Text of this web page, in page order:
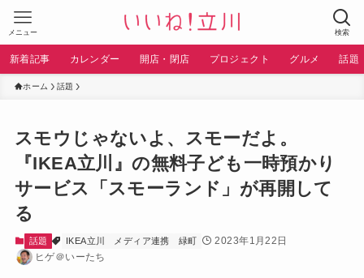
検索
メニュー
新着記事 カレンダー 開店・閉店 プロジェクト グルメ 話題
ホーム 話題
スモウじゃないよ、スモーだよ。
『IKEA立川』の無料子ども一時預かり
サービス「スモーランド」が再開して
る
話題 IKEA立川 メディア連携 緑町
2023年1月22日
ヒゲ＠いーたち